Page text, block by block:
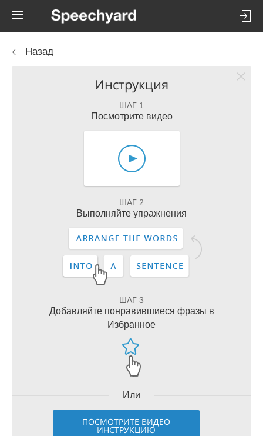
Назад
Инструкция
ШАГ 1
Посмотрите видео
ШАГ 2
Выполняйте упражнения
ШАГ 3
Добавляйте понравившиеся фразы в
Избранное
Или
ПОСМОТРИТЕ ВИДЕО
ИНСТРУКЦИЮ